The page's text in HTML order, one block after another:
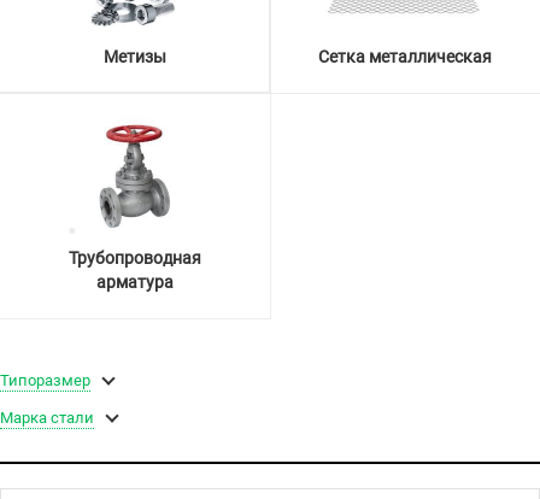
Метизы Сетка металлическая
Трубопроводная
арматура
Типоразмер
Марка стали